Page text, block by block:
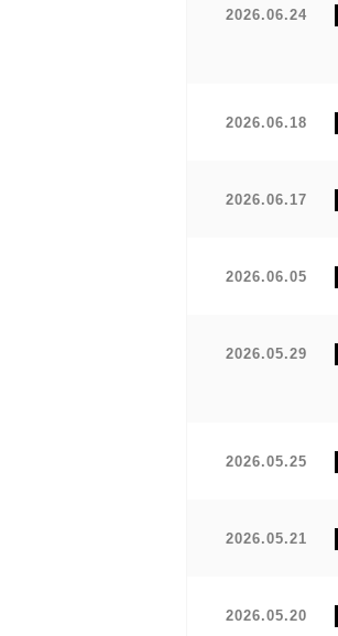
2026.06.24
2026.06.18
2026.06.17
2026.06.05
2026.05.29
2026.05.25
2026.05.21
2026.05.20